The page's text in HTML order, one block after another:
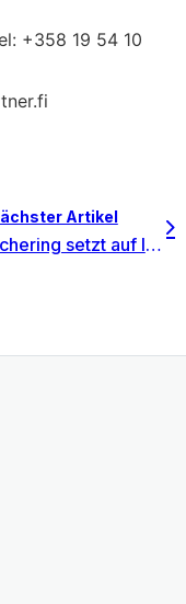
+358 19 54 10
Artikel
Schering setzt auf Invest for Excel